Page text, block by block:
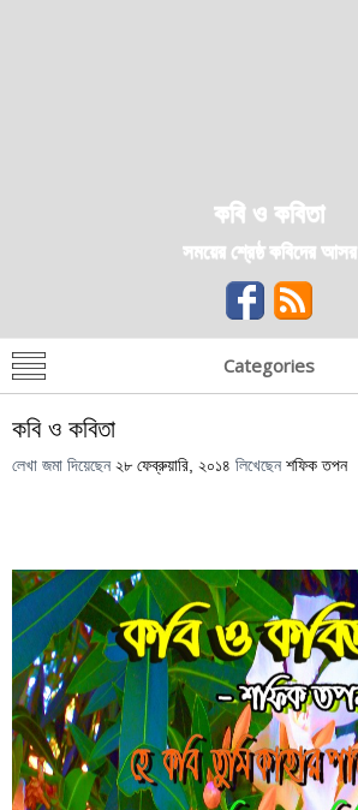
কবি ও কবিতা
সময়ের শ্রেষ্ঠ কবিদের আসর
Categories
কবি ও কবিতা
লেখা জমা দিয়েছেন ২৮ ফেব্রুয়ারি, ২০১৪ লিখেছেন শফিক তপন